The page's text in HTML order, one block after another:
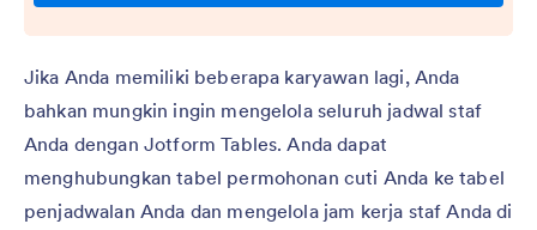
Jika Anda memiliki beberapa karyawan lagi, Anda
bahkan mungkin ingin mengelola seluruh jadwal staf
Anda dengan Jotform Tables. Anda dapat
menghubungkan tabel permohonan cuti Anda ke tabel
penjadwalan Anda dan mengelola jam kerja staf Anda di